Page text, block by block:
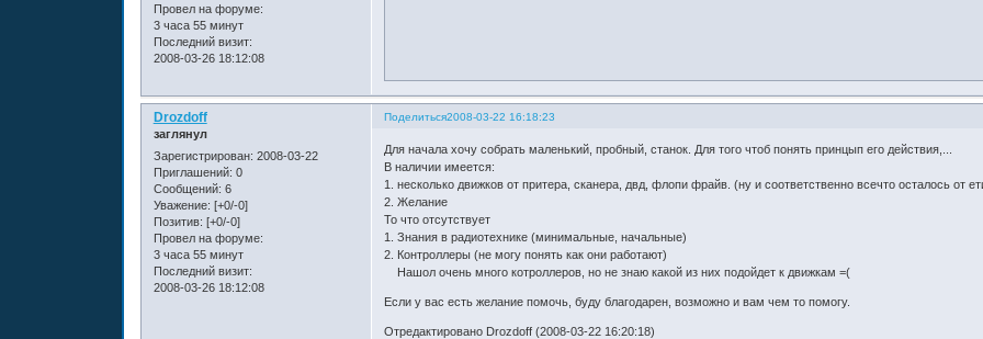
Провел на форуме:
3 часа 55 минут
Последний визит:
2008-03-26 18:12:08
Поделиться2008-03-22 16:18:23
Drozdoff
заглянул
Зарегистрирован: 2008-03-22
Приглашений: 0
Сообщений: 6
Уважение: [+0/-0]
Позитив: [+0/-0]
Провел на форуме:
3 часа 55 минут
Последний визит:
2008-03-26 18:12:08
Для начала хочу собрать маленький, пробный, станок. Для того чтоб понять принцып его действия,...
В наличии имеется:
1. несколько движков от притера, сканера, двд, флопи фрайв. (ну и соответственно всечто осталось от
2. Желание
То что отсутствует
1. Знания в радиотехнике (минимальные, начальные)
2. Контроллеры (не могу понять как они работают)
Нашол очень много котроллеров, но не знаю какой из них подойдет к движкам =(
Если у вас есть желание помочь, буду благодарен, возможно и вам чем то помогу.
Отредактировано Drozdoff (2008-03-22 16:20:18)